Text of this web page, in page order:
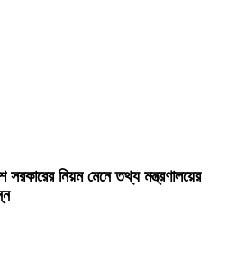
সরকারের নিয়ম মেনে তথ্য মন্ত্রণালয়ের